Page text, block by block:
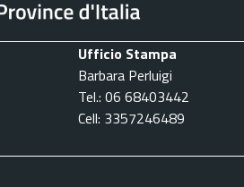
Ufficio Stampa
Barbara Perluigi
Tel.: 06 68403442
Cell: 3357246489